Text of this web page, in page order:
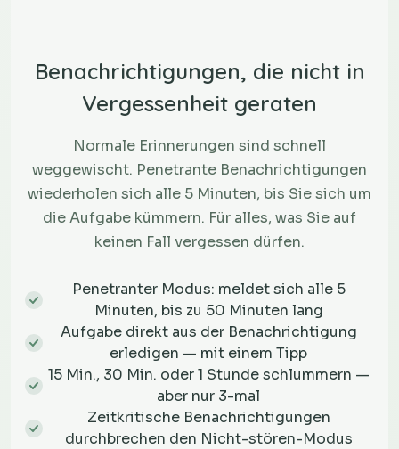
Benachrichtigungen, die nicht in
Vergessenheit geraten
Normale Erinnerungen sind schnell
weggewischt. Penetrante Benachrichtigungen
wiederholen sich alle 5 Minuten, bis Sie sich um
die Aufgabe kümmern. Für alles, was Sie auf
keinen Fall vergessen dürfen.
Penetranter Modus: meldet sich alle 5
Minuten, bis zu 50 Minuten lang
Aufgabe direkt aus der Benachrichtigung
erledigen — mit einem Tipp
15 Min., 30 Min. oder 1 Stunde schlummern —
aber nur 3-mal
Zeitkritische Benachrichtigungen
durchbrechen den Nicht-stören-Modus